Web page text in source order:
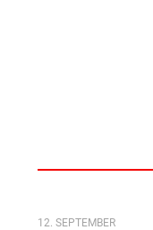
12. SEPTEMBER